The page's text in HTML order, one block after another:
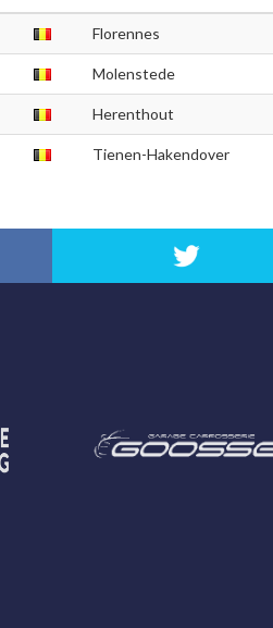
Florennes
Molenstede
Herenthout
Tienen-Hakendover